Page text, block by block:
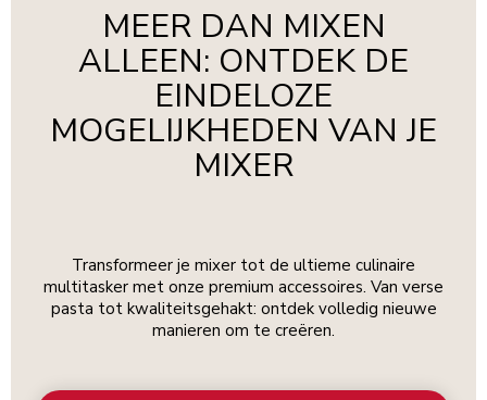
MEER DAN MIXEN
ALLEEN: ONTDEK DE
EINDELOZE
MOGELIJKHEDEN VAN JE
MIXER
Transformeer je mixer tot de ultieme culinaire
multitasker met onze premium accessoires. Van verse
pasta tot kwaliteitsgehakt: ontdek volledig nieuwe
manieren om te creëren.